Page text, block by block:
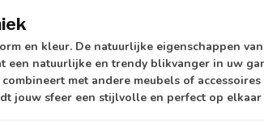
en kleur. De natuurlijke eigenschappen
een natuurlijke en trendy blikvanger in uw
met andere meubels of accessoires
jouw sfeer een stijlvolle en perfect op elkaar